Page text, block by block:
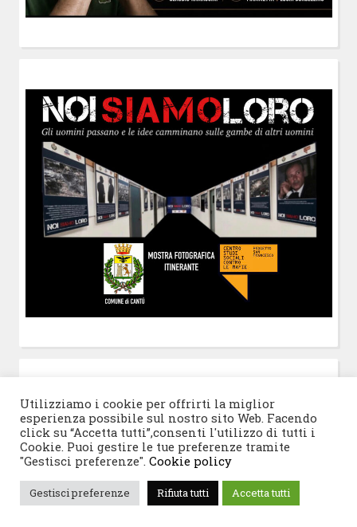
© 2026 Progetto San Francesco |Tema WordPress:
Blogghiamodi CrestaProject.
Utilizziamo i cookie per offrirti la miglior
esperienza possibile sul nostro sito Web. Facendo
click su “Accetta tutti”,consenti l'utilizzo di tutti i
Cookie. Puoi gestire le tue preferenze tramite
"Gestisci preferenze". Cookie policy
Gestisci preferenze Rifiuta tutti Accetta tutti